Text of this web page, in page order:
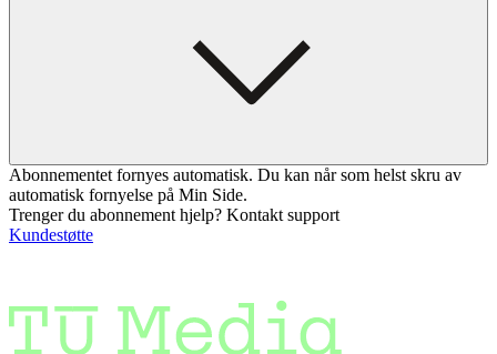
Abonnementet fornyes automatisk. Du kan når som helst skru av
automatisk fornyelse på Min Side.
Trenger du abonnement hjelp? Kontakt support
Kundestøtte